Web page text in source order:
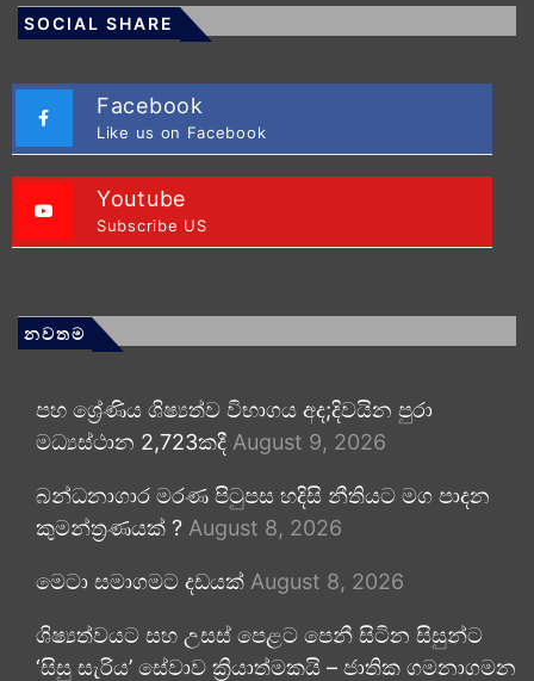
SOCIAL SHARE
Facebook
Like us on Facebook
Youtube
Subscribe US
නවතම
පහ ශ්‍රේණිය ශිෂ්‍යත්ව විභාගය අද;දිවයින පුරා
මධ්‍යස්ථාන 2,723කදී August 9, 2026
බන්ධනාගාර මරණ පිටුපස හදිසි නීතියට මග පාදන
කුමන්ත්‍රණයක් ? August 8, 2026
මෙටා සමාගමට දඩයක් August 8, 2026
ශිෂ්‍යත්වයට සහ උසස් පෙළට පෙනී සිටින සිසුන්ට
‘සිසු සැරිය’ සේවාව ක්‍රියාත්මකයි – ජාතික ගමනාගමන